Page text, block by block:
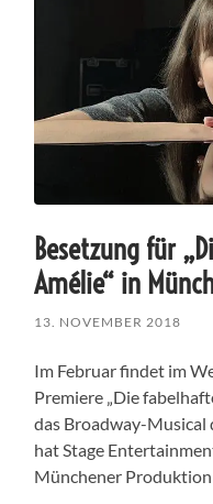
Besetzung für
Amélie“ in
13. NOVEMBER 2018
Im Februar findet im
Premiere „Die
das Broadway-
hat Stage
Münchener